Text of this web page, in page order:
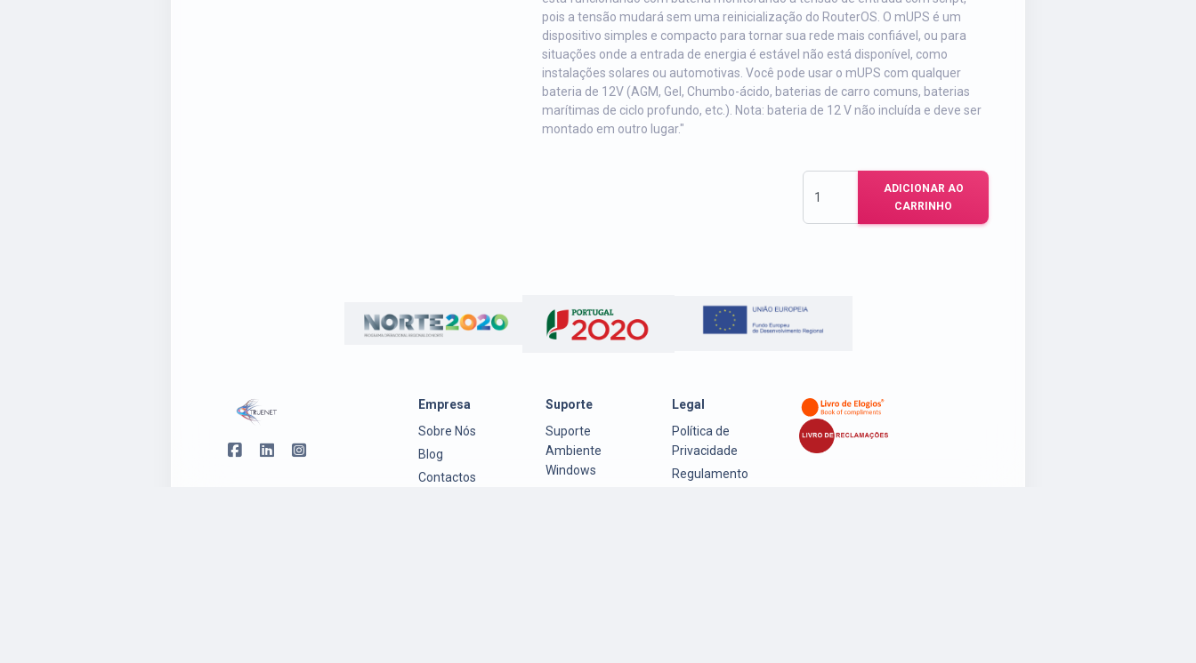
pois a tensão mudará sem uma reinicialização do RouterOS. O mUPS é um
dispositivo simples e compacto para tornar sua rede mais confiável, ou para
situações onde a entrada de energia é estável não está disponível, como
instalações solares ou automotivas. Você pode usar o mUPS com qualquer
bateria de 12V (AGM, Gel, Chumbo-ácido, baterias de carro comuns, baterias
marítimas de ciclo profundo, etc.). Nota: bateria de 12 V não incluída e deve ser
montado em outro lugar."
ADICIONAR AO
CARRINHO
Empresa
Sobre Nós
Blog
Contactos
Suporte
Suporte
Ambiente
Windows
Legal
Política de
Privacidade
Regulamento